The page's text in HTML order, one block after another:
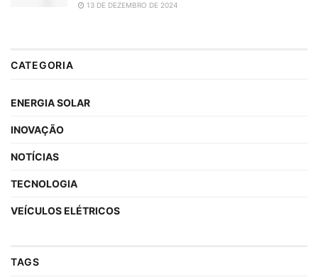
13 DE DEZEMBRO DE 2024
CATEGORIA
ENERGIA SOLAR
INOVAÇÃO
NOTÍCIAS
TECNOLOGIA
VEÍCULOS ELÉTRICOS
TAGS